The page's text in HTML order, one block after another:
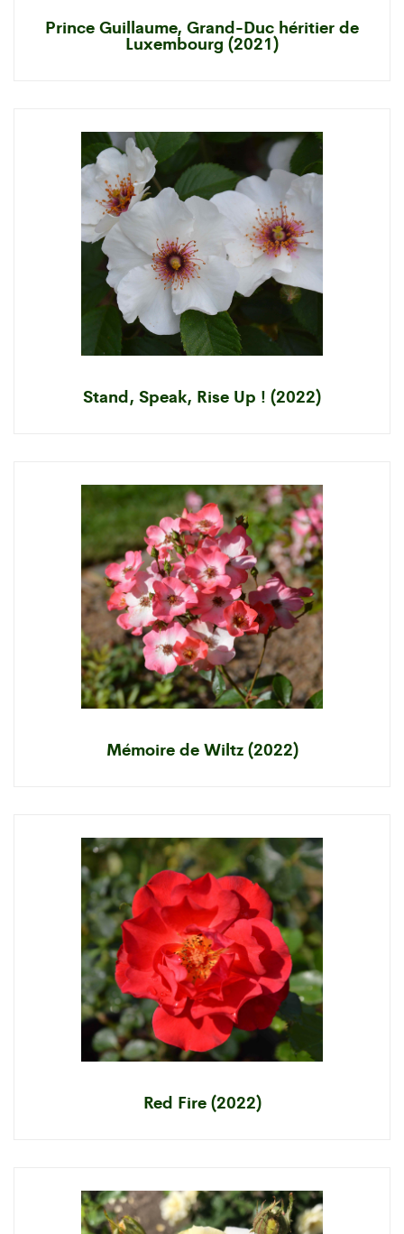
Prince Guillaume, Grand-Duc héritier de
Luxembourg (2021)
Stand, Speak, Rise Up ! (2022)
Mémoire de Wiltz (2022)
Red Fire (2022)